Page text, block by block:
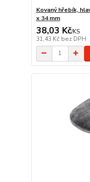
Kovaný hřebík,
x 34 mm
38,03 Kč/KS
31,43 Kč bez DPH